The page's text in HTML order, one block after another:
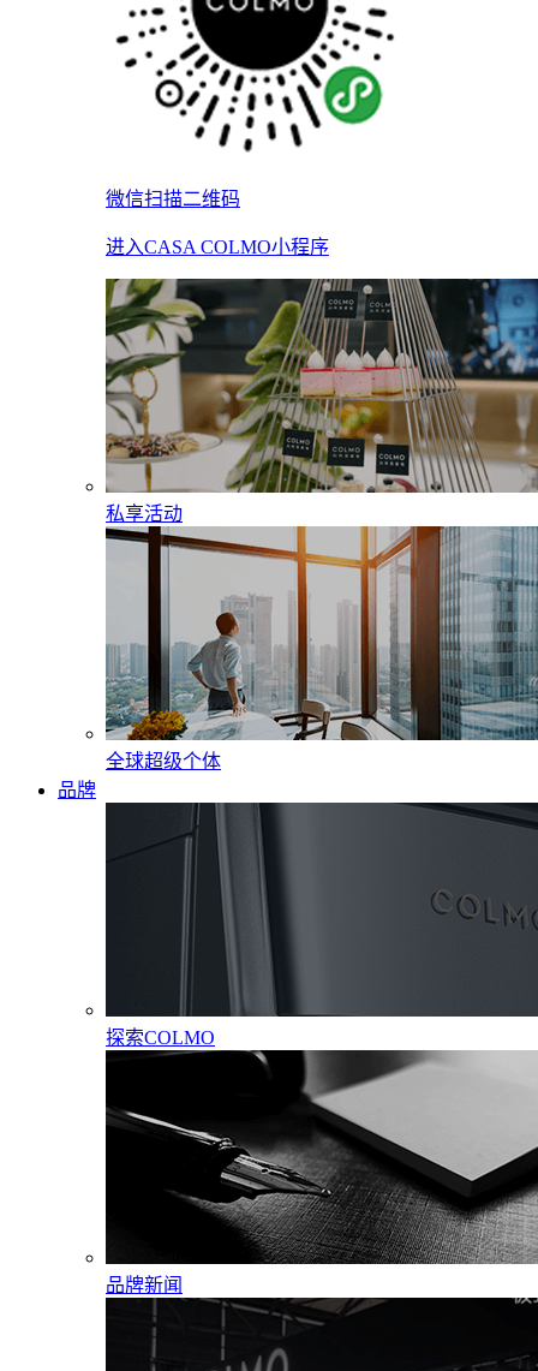
微信扫描二维码
进入CASA COLMO小程序
私享活动
全球超级个体
品牌
探索COLMO
品牌新闻